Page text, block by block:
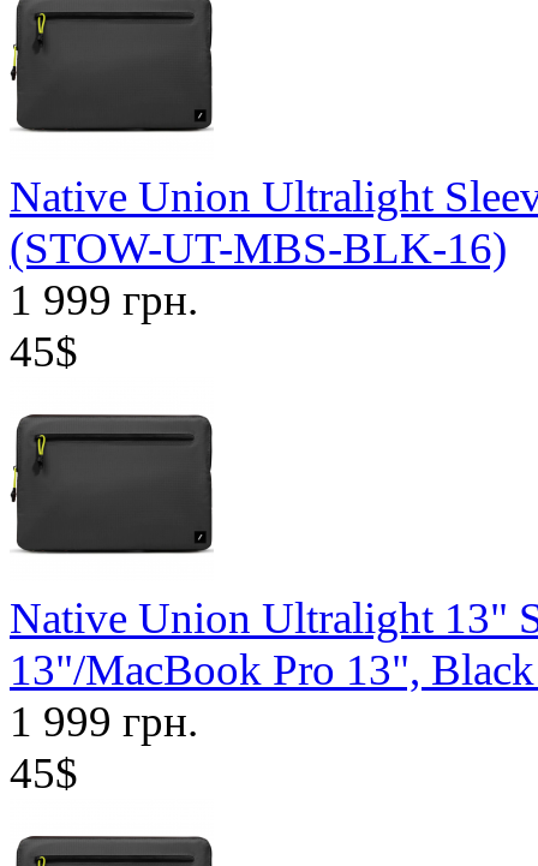
Native Union Ultralight
(STOW-UT-MBS-BLK-16)
1 999 грн.
45$
Native Union Ultralight 13"
13"/MacBook Pro 13",
1 999 грн.
45$